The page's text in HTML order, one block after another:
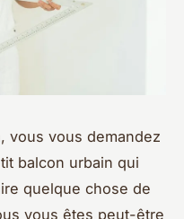
vous vous demandez
balcon urbain qui
quelque chose de
vous êtes peut-être